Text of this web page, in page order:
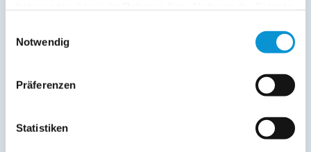
Notwendig
Präferenzen
Statistiken
"Piratennest 2" sind der optimale "Schlupfwinkel" in ruhiger
Strandübergängen entfernt sowie nur weiteren 150 m von
Kurhaus, Seebrücke und dem Anfang der beiden